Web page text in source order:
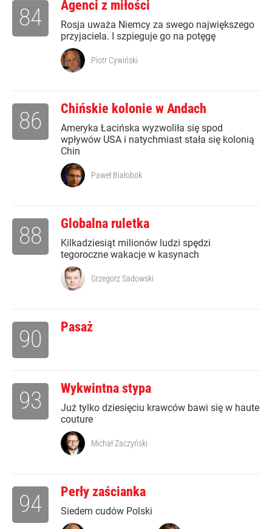
Agenci z miłości
Rosja uważa Niemcy za swego największego
przyjaciela. I szpieguje go na potęgę
84
Piotr Cywiński
Chińskie kolonie w Andach
Ameryka Łacińska wyzwoliła się spod
wpływów USA i natychmiast stała się kolonią
Chin
86
Paweł Białobok
Globalna ruletka
Kilkadziesiąt milionów ludzi spędzi
tegoroczne wakacje w kasynach
88
Grzegorz Sadowski
Pasaż
90
Wykwintna stypa
Już tylko dziesięciu krawców bawi się w haute
couture
93
Michał Zaczyński
Perły zaścianka
Siedem cudów Polski
94